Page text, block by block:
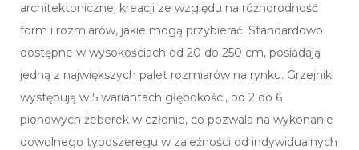
architektonicznej kreacji ze względu na różnorodność
form i rozmiarów, jakie mogą przybierać. Standardowo
dostępne w wysokościach od 20 do 250 cm, posiadają
jedną z największych palet rozmiarów na rynku. Grzejniki
występują w 5 wariantach głębokości, od 2 do 6
pionowych żeberek w członie, co pozwala na wykonanie
dowolnego typoszeregu w zależności od indywidualnych